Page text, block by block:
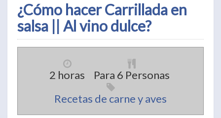
¿Cómo hacer Carrillada en
salsa || Al vino dulce?
2 horas
Para 6 Personas
Recetas de carne y aves